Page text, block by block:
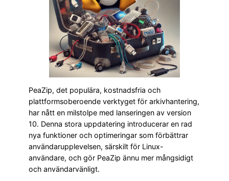
PeaZip, det populära, kostnadsfria och
plattformsoberoende verktyget för arkivhantering,
har nått en milstolpe med lanseringen av version
10. Denna stora uppdatering introducerar en rad
nya funktioner och optimeringar som förbättrar
användarupplevelsen, särskilt för Linux-
användare, och gör PeaZip ännu mer mångsidigt
och användarvänligt.